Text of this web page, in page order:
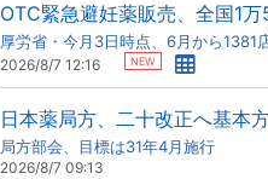
OTC緊急避妊薬販売、全国1
厚労省・今月3日時点、6月から1381
2026/8/7 12:16 NEW
日本薬局方、二十改正へ基本
局方部会、目標は31年4月施行
2026/8/7 09:13